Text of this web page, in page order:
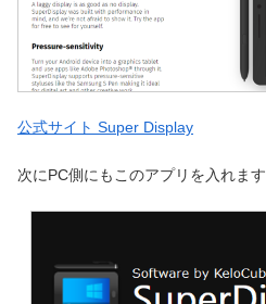
公式サイト Super Display
次にPC側にもこのアプリを入れます